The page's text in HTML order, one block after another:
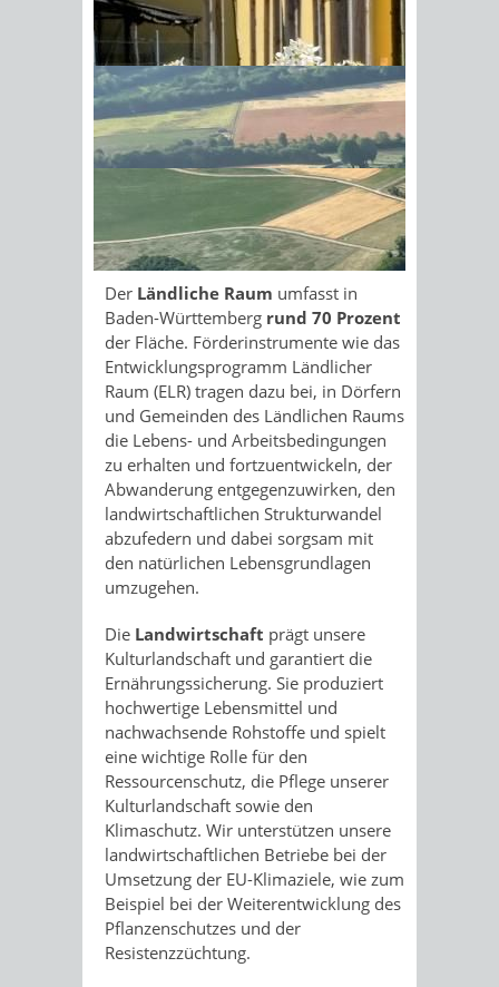
Sonnenschein am Morgen im
Ahornwald
den ländlichen Raum
die Landwirtschaft
die Flurneuordnung
den Wald
den Tierschutz
die Ernährung
den Verbraucherschutz
die Lebensmittelüberwachung
das Veterinärwesen.
Der Ländliche Raum umfasst in
Baden-Württemberg rund 70 Prozent
der Fläche. Förderinstrumente wie das
Entwicklungsprogramm Ländlicher
Raum (ELR) tragen dazu bei, in Dörfern
und Gemeinden des Ländlichen Raums
die Lebens- und Arbeitsbedingungen
zu erhalten und fortzuentwickeln, der
Abwanderung entgegenzuwirken, den
landwirtschaftlichen Strukturwandel
abzufedern und dabei sorgsam mit
den natürlichen Lebensgrundlagen
umzugehen.
Die Landwirtschaft prägt unsere
Kulturlandschaft und garantiert die
Ernährungssicherung. Sie produziert
hochwertige Lebensmittel und
nachwachsende Rohstoffe und spielt
eine wichtige Rolle für den
Ressourcenschutz, die Pflege unserer
Kulturlandschaft sowie den
Klimaschutz. Wir unterstützen unsere
landwirtschaftlichen Betriebe bei der
Umsetzung der EU-Klimaziele, wie zum
Beispiel bei der Weiterentwicklung des
Pflanzenschutzes und der
Resistenzzüchtung.